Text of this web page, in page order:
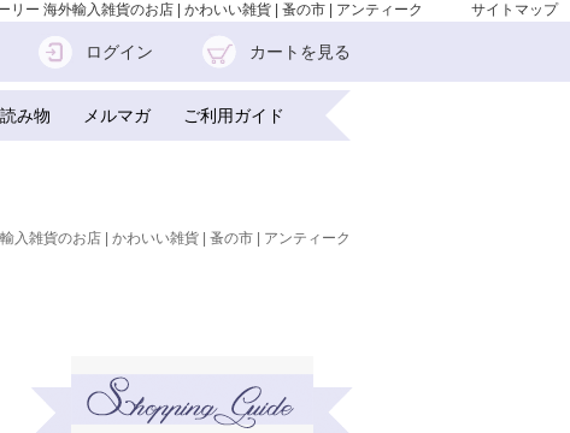
ー 海外輸入雑貨のお店 | かわいい雑貨 | 蚤の市 | アンティーク サイトマップ
ログイン カートを見る
読み物 メルマガ ご利用ガイド
入雑貨のお店 | かわいい雑貨 | 蚤の市 | アンティーク